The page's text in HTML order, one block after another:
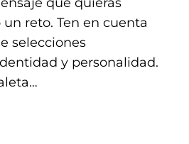
reto. Ten en cuenta
selecciones
y personalidad.